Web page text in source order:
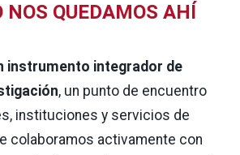
NOS QUEDAMOS AHÍ
instrumento integrador de
, un punto de encuentro
instituciones y servicios de
colaboramos activamente con